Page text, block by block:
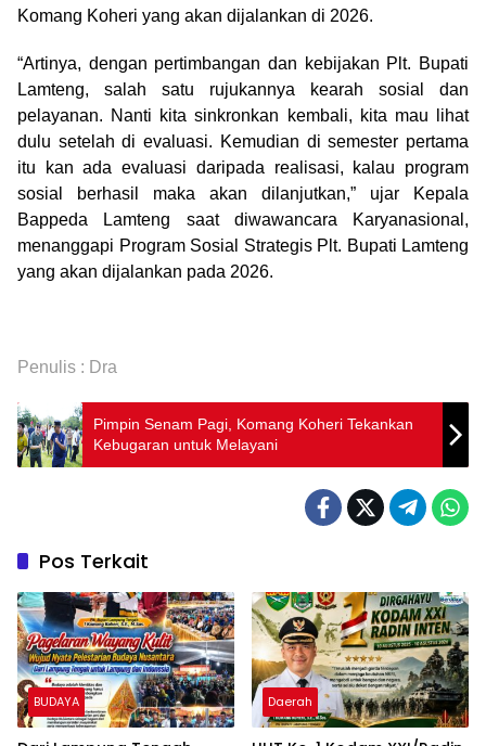
Komang Koheri yang akan dijalankan di 2026.
“Artinya, dengan pertimbangan dan kebijakan Plt. Bupati
Lamteng, salah satu rujukannya kearah sosial dan
pelayanan. Nanti kita sinkronkan kembali, kita mau lihat
dulu setelah di evaluasi. Kemudian di semester pertama
itu kan ada evaluasi daripada realisasi, kalau program
sosial berhasil maka akan dilanjutkan,” ujar Kepala
Bappeda Lamteng saat diwawancara Karyanasional,
menanggapi Program Sosial Strategis Plt. Bupati Lamteng
yang akan dijalankan pada 2026.
Penulis : Dra
Pimpin Senam Pagi, Komang Koheri Tekankan
Kebugaran untuk Melayani
Pos Terkait
BUDAYA Daerah